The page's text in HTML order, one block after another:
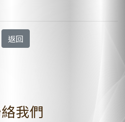
返回
我們